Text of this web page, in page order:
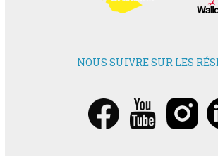
NOUS SUIVRE SUR LES